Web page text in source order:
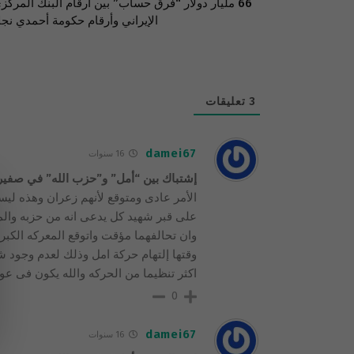
66 مليار دولار “فرق حساب” بين أرقام البنك
الإيراني وأرقام حكومة أحمدي
3 تعليقات
damei67 16 سنوات
إشتباك بين “أمل” و”حزب الله” في
الأمر عادى ومتوقع لأنهم زعران وهذه
على قبر شهيد كل يدعى انه من حزبه
وان تحالفهما مؤقت واتوقع المعركه
وقتها إلتهام حركة امل وذلك لعدم
اكثر تنظيما من الحركه والله يكون فى
0
damei67 16 سنوات